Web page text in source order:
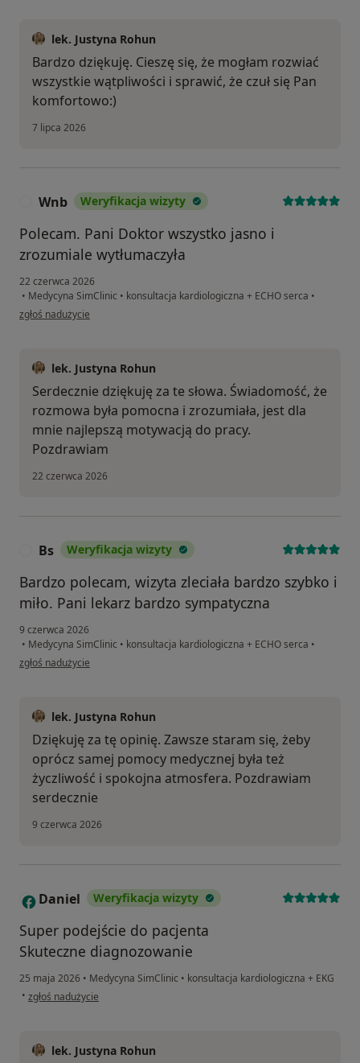
lek. Justyna Rohun
Bardzo dziękuję. Cieszę się, że mogłam rozwiać
wszystkie wątpliwości i sprawić, że czuł się Pan
komfortowo:)
7 lipca 2026
Wnb Weryfikacja wizyty
Polecam. Pani Doktor wszystko jasno i
zrozumiale wytłumaczyła
22 czerwca 2026
• Medycyna SimClinic • konsultacja kardiologiczna + ECHO serca •
w opinii użytkownika Wnb
zgłoś nadużycie
lek. Justyna Rohun
Serdecznie dziękuję za te słowa. Świadomość, że
rozmowa była pomocna i zrozumiała, jest dla
mnie najlepszą motywacją do pracy.
Pozdrawiam
22 czerwca 2026
Bs Weryfikacja wizyty
Bardzo polecam, wizyta zleciała bardzo szybko i
miło. Pani lekarz bardzo sympatyczna
9 czerwca 2026
• Medycyna SimClinic • konsultacja kardiologiczna + ECHO serca •
w opinii użytkownika Bs
zgłoś nadużycie
lek. Justyna Rohun
Dziękuję za tę opinię. Zawsze staram się, żeby
oprócz samej pomocy medycznej była też
życzliwość i spokojna atmosfera. Pozdrawiam
serdecznie
9 czerwca 2026
D Daniel Weryfikacja wizyty
Super podejście do pacjenta
Skuteczne diagnozowanie
25 maja 2026 • Medycyna SimClinic • konsultacja kardiologiczna + EKG
• w opinii użytkownika Daniel
zgłoś nadużycie
lek. Justyna Rohun